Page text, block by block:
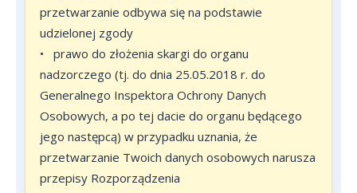
przetwarzanie odbywa się na podstawie
udzielonej zgody
•
prawo do złożenia skargi do organu
nadzorczego (tj. do dnia 25.05.2018 r. do
Generalnego Inspektora Ochrony Danych
Osobowych, a po tej dacie do organu będącego
jego następcą) w przypadku uznania, że
przetwarzanie Twoich danych osobowych narusza
przepisy Rozporządzenia